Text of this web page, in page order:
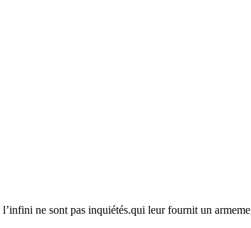
ne sont pas inquiétés.qui leur fournit un